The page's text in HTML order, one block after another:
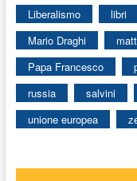
Liberalismo
libri
Mario Draghi
Papa Francesco
russia
salvini
unione europea